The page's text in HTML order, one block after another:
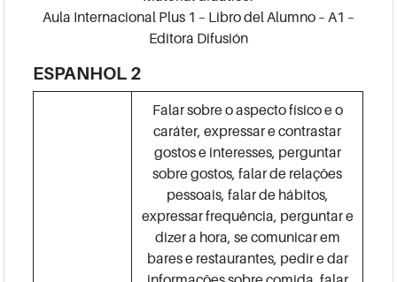
Aula Internacional Plus 1 – Libro del Alumno – A1 –
Editora Difusión
ESPANHOL 2
Falar sobre o aspecto físico e o
caráter, expressar e contrastar
gostos e interesses, perguntar
sobre gostos, falar de relações
pessoais, falar de hábitos,
expressar frequência, perguntar e
dizer a hora, se comunicar em
bares e restaurantes, pedir e dar